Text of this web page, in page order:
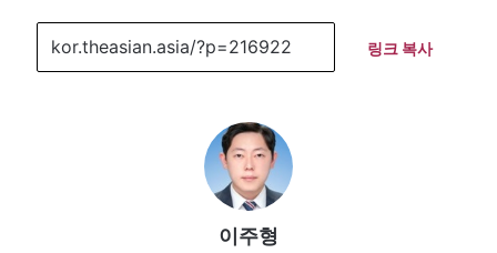
링크 복사
이주형